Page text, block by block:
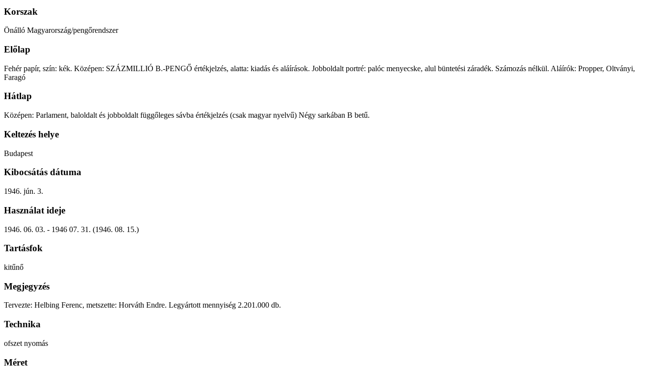
Korszak
Önálló Magyarország/pengőrendszer
Előlap
Fehér papír, szín: kék. Középen: SZÁZMILLIÓ B.-PENGŐ értékjelzés, alatta: kiadás és aláírások. Jobboldalt portré: palóc menyecske, alul büntetési záradék. Számozás nélkül. Aláírók: Propper, Oltványi,
Faragó
Hátlap
Középen: Parlament, baloldalt és jobboldalt függőleges sávba értékjelzés (csak magyar nyelvű) Négy sarkában B betű.
Keltezés helye
Budapest
Kibocsátás dátuma
1946. jún. 3.
Használat ideje
1946. 06. 03. - 1946 07. 31. (1946. 08. 15.)
Tartásfok
kitűnő
Megjegyzés
Tervezte: Helbing Ferenc, metszette: Horváth Endre. Legyártott mennyiség 2.201.000 db.
Technika
ofszet nyomás
Méret